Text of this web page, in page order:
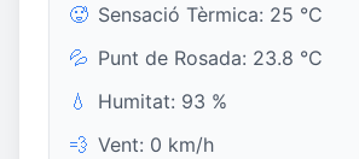
🥵 Sensació Tèrmica: 25 °C
💦 Punt de Rosada: 23.8 °C
💧
Humitat: 93 %
💨 Vent: 0 km/h